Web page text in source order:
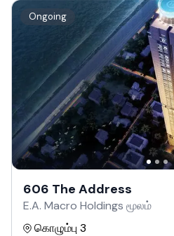
Ongoing
606 The Address
E.A. Macro Holdings மூலம்
கொழும்பு 3